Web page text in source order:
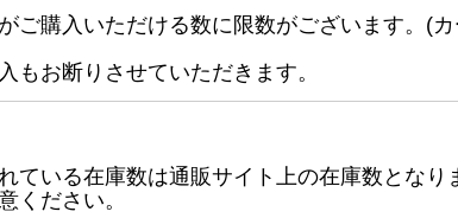
ご購入いただける数に限数がございます。(
もお断りさせていただきます。
ている在庫数は通販サイト上の在庫数となり
ください。